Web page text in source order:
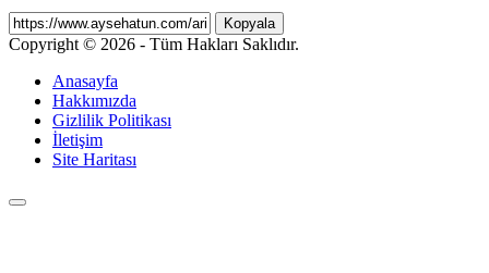
Kopyala
Copyright © 2026 - Tüm Hakları Saklıdır.
Anasayfa
Hakkımızda
Gizlilik Politikası
İletişim
Site Haritası